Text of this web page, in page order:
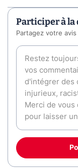
Participer à la
Partagez votre